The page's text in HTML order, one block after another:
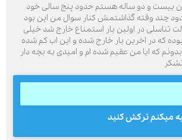
بیست و دو ساله هستم حدود پنج سالی خود
چند وقته گذاشتمش کنار سوال من این بود
تناسلی در اولین بار استمناع خارج شد خیلی
که در اخرین بار خارج شده و این اب کم شده
که ایا من عقیم شده ام و امیدی به بچه دار
ميكنم تركش كنيد